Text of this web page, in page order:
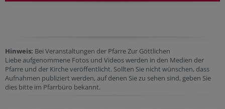
Hinweis: Bei Veranstaltungen der Pfarre Zur Göttlichen
Liebe aufgenommene Fotos und Videos werden in den Medien der
Pfarre und der Kirche veröffentlicht. Sollten Sie nicht wünschen, dass
Aufnahmen publiziert werden, auf denen Sie zu sehen sind, geben Sie
dies bitte im Pfarrbüro bekannt.